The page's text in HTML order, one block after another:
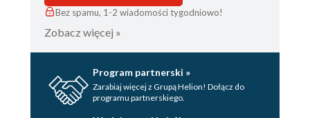
Bez spamu, 1-2 wiadomości tygodniowo!
Zobacz więcej »
Program partnerski »
Zarabiaj więcej z Grupą Helion! Dołącz do
programu partnerskiego.